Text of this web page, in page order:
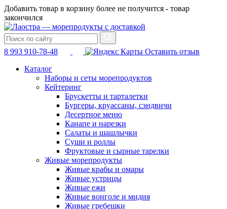
Добавить товар в корзину более не получится - товар
закончился
8 993 910-78-48
Оставить отзыв
Каталог
Наборы и сеты морепродуктов
Кейтеринг
Брускетты и тарталетки
Бургеры, круассаны, сэндвичи
Десертное меню
Канапе и нарезки
Салаты и шашлычки
Суши и роллы
Фруктовые и сырные тарелки
Живые морепродукты
Живые крабы и омары
Живые устрицы
Живые ежи
Живые вонголе и мидия
Живые гребешки